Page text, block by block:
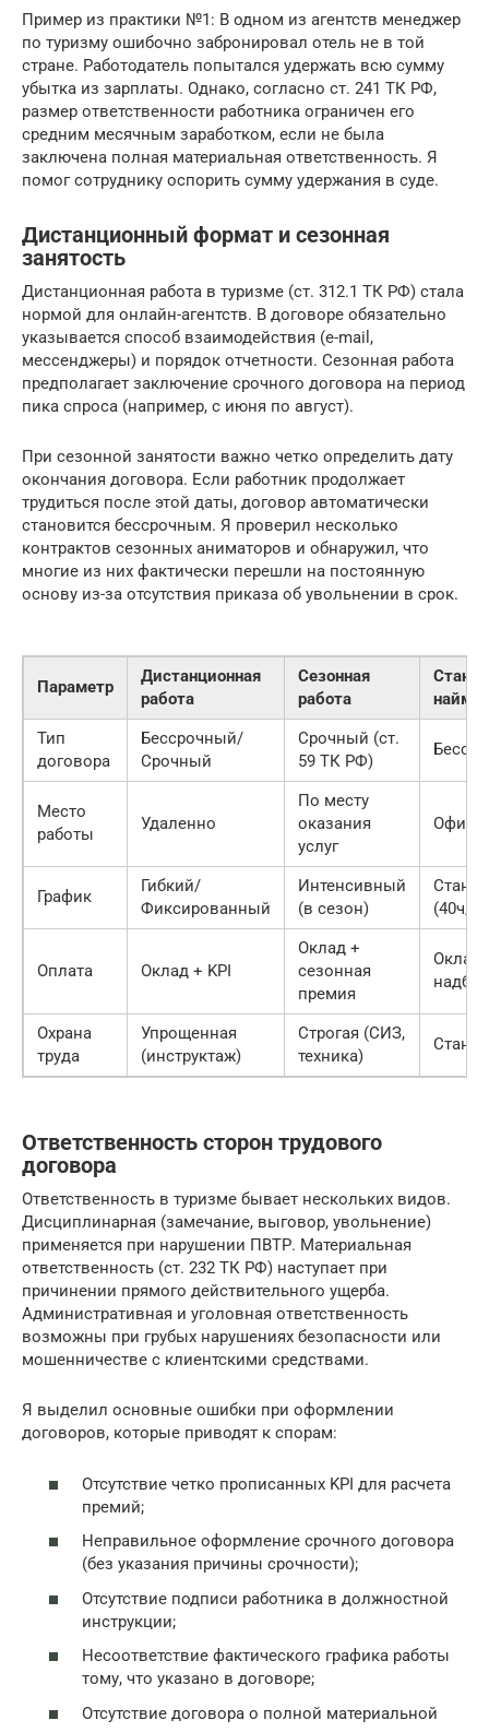
Пример из практики №1: В одном из агентств менеджер
по туризму ошибочно забронировал отель не в той
стране. Работодатель попытался удержать всю сумму
убытка из зарплаты. Однако, согласно ст. 241 ТК РФ,
размер ответственности работника ограничен его
средним месячным заработком, если не была
заключена полная материальная ответственность. Я
помог сотруднику оспорить сумму удержания в суде.
Дистанционный формат и сезонная
занятость
Дистанционная работа в туризме (ст. 312.1 ТК РФ) стала
нормой для онлайн-агентств. В договоре обязательно
указывается способ взаимодействия (e-mail,
мессенджеры) и порядок отчетности. Сезонная работа
предполагает заключение срочного договора на период
пика спроса (например, с июня по август).
При сезонной занятости важно четко определить дату
окончания договора. Если работник продолжает
трудиться после этой даты, договор автоматически
становится бессрочным. Я проверил несколько
контрактов сезонных аниматоров и обнаружил, что
многие из них фактически перешли на постоянную
основу из-за отсутствия приказа об увольнении в срок.
Параметр
Дистанционная
работа
Сезонная
работа
найм
Тип
договора
Бессрочный/
Срочный
Срочный (ст.
59 ТК РФ)
Место
работы
Удаленно
По месту
оказания
услуг
Офис/
График
Гибкий/
Фиксированный
Интенсивный
(в сезон)
(40ч/
Оплата Оклад + KPI
Оклад +
сезонная
премия
Оклад
Охрана
труда
Упрощенная
(инструктаж)
Строгая (СИЗ,
техника)
Ответственность сторон трудового
договора
Ответственность в туризме бывает нескольких видов.
Дисциплинарная (замечание, выговор, увольнение)
применяется при нарушении ПВТР. Материальная
ответственность (ст. 232 ТК РФ) наступает при
причинении прямого действительного ущерба.
Административная и уголовная ответственность
возможны при грубых нарушениях безопасности или
мошенничестве с клиентскими средствами.
Я выделил основные ошибки при оформлении
договоров, которые приводят к спорам:
Отсутствие четко прописанных KPI для расчета
премий;
Неправильное оформление срочного договора
(без указания причины срочности);
Отсутствие подписи работника в должностной
инструкции;
Несоответствие фактического графика работы
тому, что указано в договоре;
Отсутствие договора о полной материальной